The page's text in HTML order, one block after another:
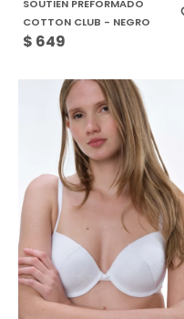
SOUTIEN PREFORMADO
COTTON CLUB - NEGRO
$ 649